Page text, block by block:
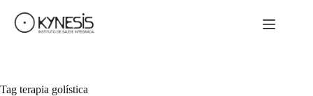
Tag terapia golística